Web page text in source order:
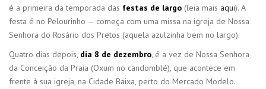
é a primeira da temporada das festas de largo (leia mais aqui). A
festa é no Pelourinho — começa com uma missa na igreja de Nossa
Senhora do Rosário dos Pretos (aquela azulzinha bem no largo).
Quatro dias depois, dia 8 de dezembro, é a vez de Nossa Senhora
da Conceição da Praia (Oxum no candomblé), que acontece em
frente à sua igreja, na Cidade Baixa, perto do Mercado Modelo.